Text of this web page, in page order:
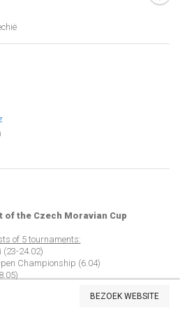
lijst
the Czech Moravian Cup
of 5 tournaments:
(23-24.02)
Championship (6.04)
BEZOEK WEBSITE
Indoor